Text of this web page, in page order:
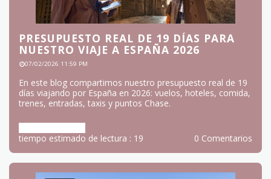
PRESUPUESTO REAL DE 19 DÍAS PARA
NUESTRO VIAJE A ESPAÑA 2026
07/02/2026 11:59 PM
En este blog compartimos nuestro presupuesto real de 19
días viajando por España en 2026: vuelos, hoteles, comida,
trenes, entradas, taxis y puntos Chase.
tiempo estimado de lectura : 19
0 Comentarios